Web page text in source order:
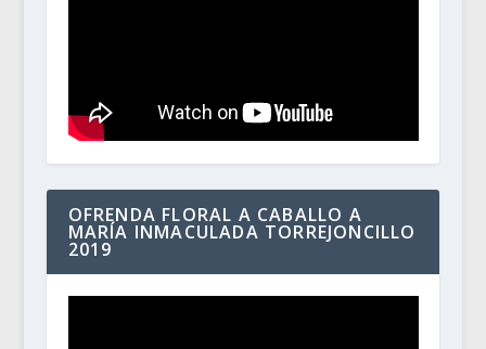
OFRENDA FLORAL A CABALLO A
MARÍA INMACULADA TORREJONCILLO
2019